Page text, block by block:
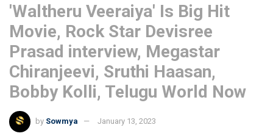
'Waltheru Veeraiya' Is Big Hit
Movie, Rock Star Devisree
Prasad interview, Megastar
Chiranjeevi, Sruthi Haasan,
Bobby Kolli, Telugu World Now
by Sowmya January 13, 2023